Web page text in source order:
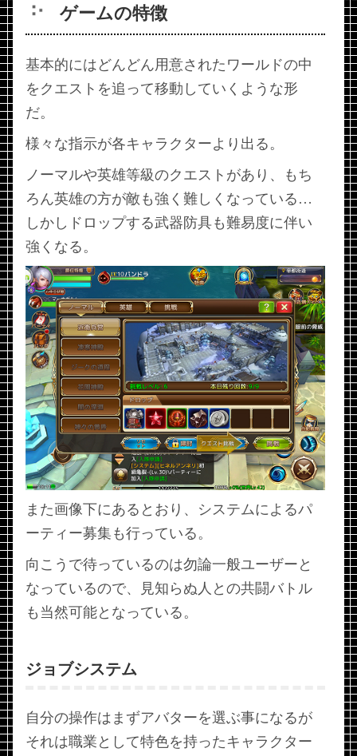
ゲームの特徴
基本的にはどんどん用意されたワールドの中
をクエストを追って移動していくような形
だ。
様々な指示が各キャラクターより出る。
ノーマルや英雄等級のクエストがあり、もち
ろん英雄の方が敵も強く難しくなっている…
しかしドロップする武器防具も難易度に伴い
強くなる。
また画像下にあるとおり、システムによるパ
ーティー募集も行っている。
向こうで待っているのは勿論一般ユーザーと
なっているので、見知らぬ人との共闘バトル
も当然可能となっている。
ジョブシステム
自分の操作はまずアバターを選ぶ事になるが
それは職業として特色を持ったキャラクター